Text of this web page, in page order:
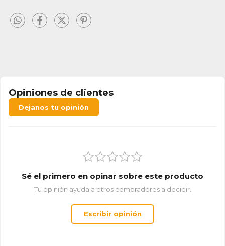
Opiniones de clientes
Dejanos tu opinión
Sé el primero en opinar sobre este producto
Tu opinión ayuda a otros compradores a decidir.
Escribir opinión